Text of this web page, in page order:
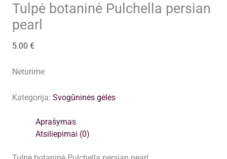
Tulpė botaninė Pulchella persian
pearl
5.00 €
Neturime
Kategorija: Svogūninės gėlės
Aprašymas
Atsiliepimai (0)